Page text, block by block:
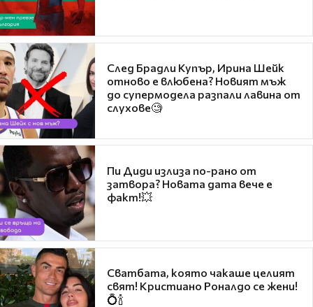
След Брадли Купър, Ирина Шейк
отново е влюбена? Новият мъж
до супермодела разпали лавина от
слухове🧐
Пи Диди излиза по-рано от
затвора? Новата дата вече е
факт!💥
Сватбата, която чакаше целият
свят! Кристиано Роналдо се жени!
💍🍾